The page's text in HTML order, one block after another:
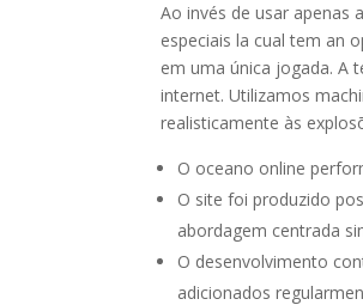
Ao invés de usar apenas
especiais la cual tem an
em uma única jogada. A
internet. Utilizamos
realisticamente às
O oceano online
O site foi produzido
abordagem centrada
O desenvolvimento
adicionados